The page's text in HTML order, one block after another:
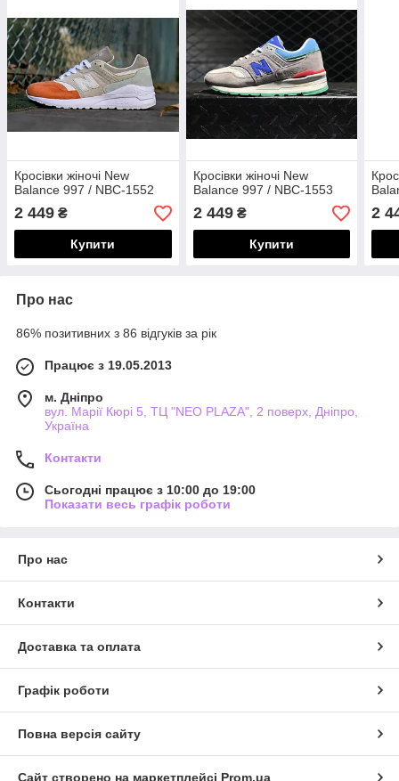
Кросівки жіночі New
Balance 997 / NBC-1552
2 449 ₴
Купити
Кросівки жіночі New
Balance 997 / NBC-1553
2 449₴
Купити
2
Про нас
86% позитивних з 86 відгуків за рік
Працює з 19.05.2013
м. Дніпро
вул. Марії Кюрі 5, ТЦ "NEO PLAZA", 2 поверх, Дніпро,
Україна
Контакти
Сьогодні працює з 10:00 до 19:00
Показати весь графік роботи
Про нас
Контакти
Доставка та оплата
Графік роботи
Повна версія сайту
Сайт створено на маркетплейсі Prom.ua